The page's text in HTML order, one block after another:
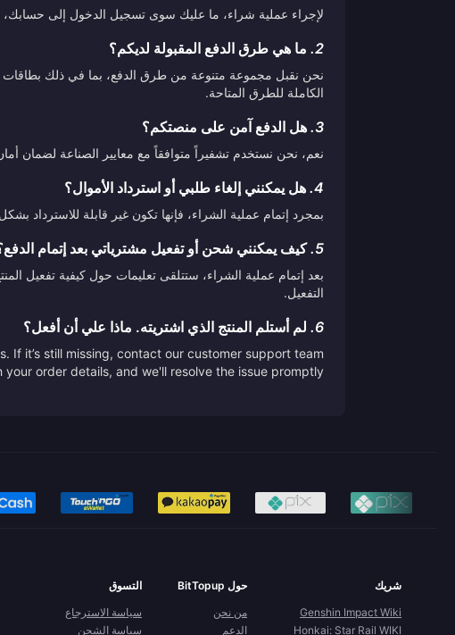
لإجراء عملية شراء، ما عليك سوى تسجيل الدخول إلى حسابك،
2. ما هي طرق الدفع المقبولة لديكم؟
نحن نقبل مجموعة متنوعة من طرق الدفع، بما في ذلك بطاقات
الكاملة للطرق المتاحة.
3. هل الدفع آمن على منصتكم؟
نعم، نحن نستخدم تشفيراً متوافقاً مع معايير الصناعة لضمان
4. هل يمكنني إلغاء طلبي أو استرداد الأموال؟
بمجرد إتمام عملية الشراء، فإنها تكون غير قابلة للاسترداد
5. كيف يمكنني شحن أو تفعيل مشترياتي بعد إتمام
بعد إتمام عملية الشراء، ستتلقى تعليمات حول كيفية تفعيل
التفعيل.
6. لم أستلم المنتج الذي اشتريته. ماذا علي أن أفعل؟
it’s still missing, contact our customer support team
your order details, and we'll resolve the issue promptly.
شريك
Genshin Impact Wiki
Honkai: Star Rail WIKI
حول BitTopup
من نحن
الدعم
التسوق
سياسة الاسترجاع
سياسة الشحن